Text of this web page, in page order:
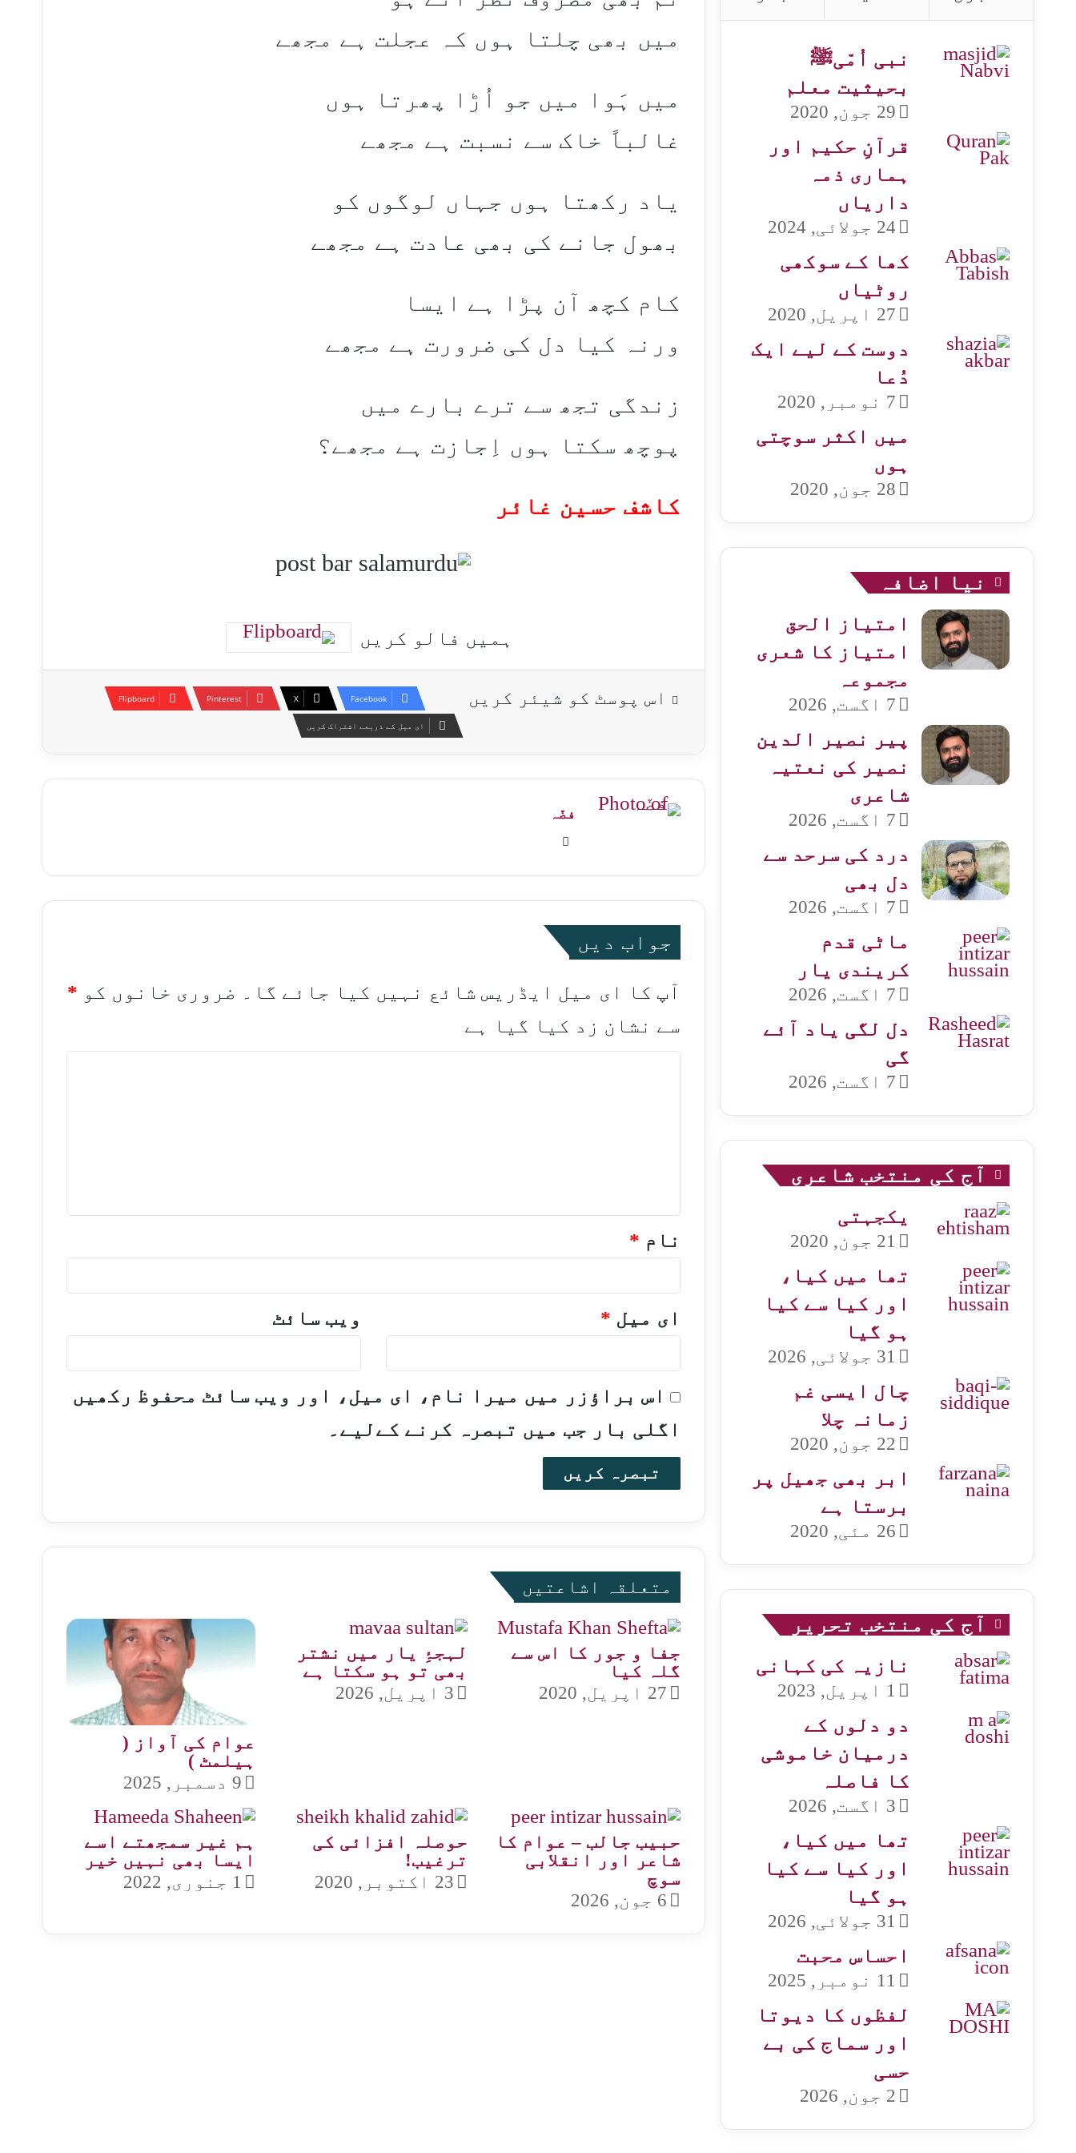
میں بھی چلتا ہوں کہ عجلت ہے مجھے
میں ہَوا میں جو اُڑا پھرتا ہوں
غالباً خاک سے نسبت ہے مجھے
یاد رکھتا ہوں جہاں لوگوں کو
بھول جانے کی بھی عادت ہے مجھے
کام کچھ آن پڑا ہے ایسا
ورنہ کیا دل کی ضرورت ہے مجھے
زندگی تجھ سے ترے بارے میں
پوچھ سکتا ہوں اِجازت ہے مجھے؟
کاشف حسین غائر
ہمیں فالو کریں
اس پوسٹ کو شیئر کریں Facebook
X
Pinterest
Flipboard
ای میل کے ذریعے اشتراک کریں
فضّہ
جواب دیں
آپ کا ای میل ایڈریس شائع نہیں کیا جائے گا۔ ضروری خانوں کو *
سے نشان زد کیا گیا ہے
نام *
ای میل * ویب‌ سائٹ
اس براؤزر میں میرا نام، ای میل، اور ویب سائٹ محفوظ رکھیں
اگلی بار جب میں تبصرہ کرنے کےلیے۔
متعلقہ اشاعتیں
جفا و جور کا اس سے
گلہ کیا
27 اپریل, 2020
لہجۂِ یار میں نشتر
بھی تو ہو سکتا ہے
3 اپریل, 2026
عوام کی آواز (
ہیلمٹ )
9 دسمبر, 2025
حبیب جالب – عوام کا
شاعر اور انقلابی
سوچ
6 جون, 2026
حوصلہ افزائی کی
ترغیب!
23 اکتوبر, 2020
ہم غیر سمجھتے اسے
ایسا بھی نہیں خیر
1 جنوری, 2022
نبی اُمّیﷺ
بحیثیت معلم
29 جون, 2020
قرآنِ حکیم اور
ہماری ذمہ
داریاں
24 جولائی, 2024
کھا کے سوکھی
روٹیاں
27 اپریل, 2020
دوست کے لیے ایک
دُعا
7 نومبر, 2020
میں اکثر سوچتی
ہوں
28 جون, 2020
نیا اضافہ
امتیاز الحق
امتیاز کا شعری
مجموعہ
7 اگست, 2026
پیر نصیر الدین
نصیر کی نعتیہ
شاعری
7 اگست, 2026
درد کی سرحد سے
دل بھی
7 اگست, 2026
ماٹی قدم
کریندی یار
7 اگست, 2026
دل لگی یاد آئے
گی
7 اگست, 2026
آج کی منتخب شاعری
یکجہتی
21 جون, 2020
تھا میں کیا،
اور کیا سے کیا
ہو گیا
31 جولائی, 2026
چال ایسی غم
زمانہ چلا
22 جون, 2020
ابر بھی جھیل پر
برستا ہے
26 مئی, 2020
آج کی منتخب تحریر
نازیہ کی کہانی
1 اپریل, 2023
دو دلوں کے
درمیان خاموشی
کا فاصلہ
3 اگست, 2026
تھا میں کیا،
اور کیا سے کیا
ہو گیا
31 جولائی, 2026
احساس محبت
11 نومبر, 2025
لفظوں کا دیوتا
اور سماج کی بے
حسی
2 جون, 2026